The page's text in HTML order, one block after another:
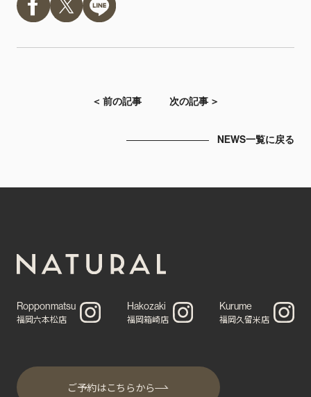
＜ 前の記事 次の記事 ＞
NEWS一覧に戻る
Ropponmatsu
福岡六本松店
Hakozaki
福岡箱崎店
Kurume
福岡久留米店
ご予約はこちらから